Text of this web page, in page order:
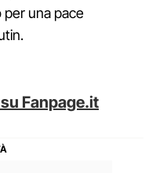
per una pace
Fanpage.it